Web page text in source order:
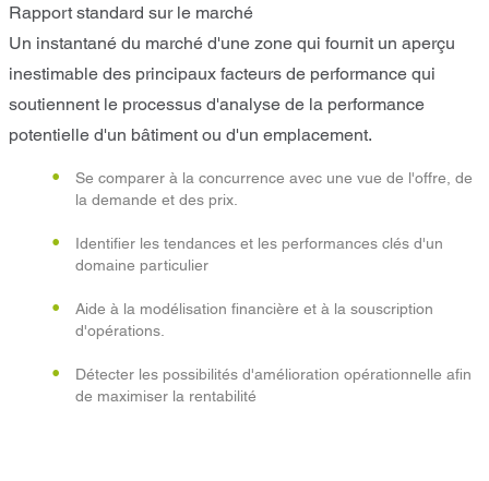
Rapport standard sur le marché
Un instantané du marché d'une zone qui fournit un aperçu
inestimable des principaux facteurs de performance qui
soutiennent le processus d'analyse de la performance
potentielle d'un bâtiment ou d'un emplacement.
Se comparer à la concurrence avec une vue de l'offre, de
la demande et des prix.
Identifier les tendances et les performances clés d'un
domaine particulier
Aide à la modélisation financière et à la souscription
d'opérations.
Détecter les possibilités d'amélioration opérationnelle afin
de maximiser la rentabilité